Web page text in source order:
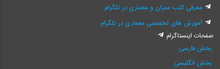
معرفی کتب عمران و معماری در تلگرام
آموزش های تخصصی معماری در تلگرام
صفحات اینستاگرام
بخش فارسی
بخش انگلیسی